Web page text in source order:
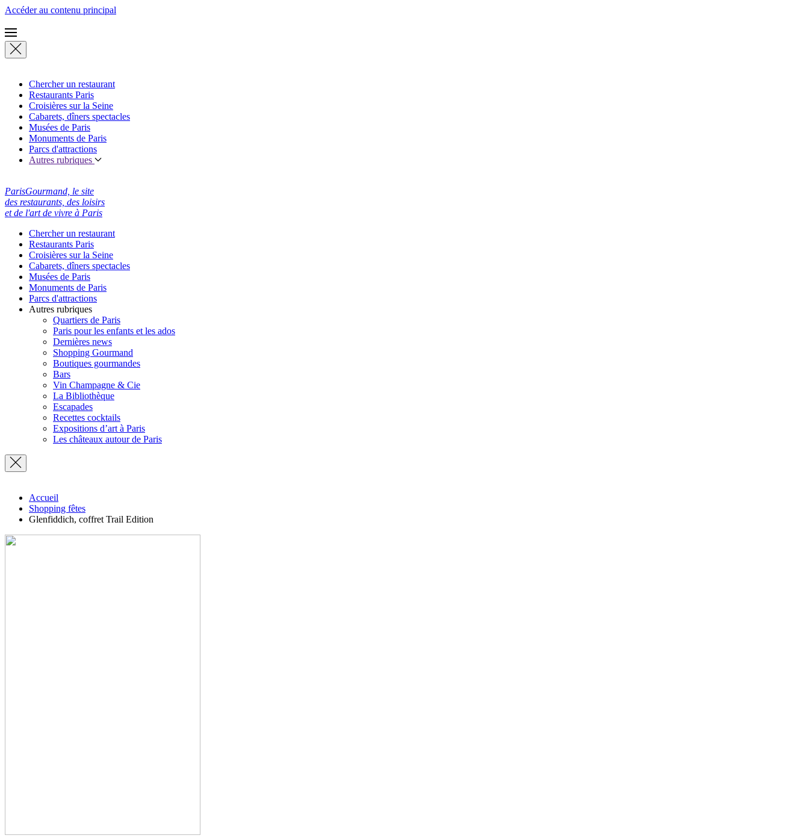
Accéder au contenu principal
Chercher un restaurant
Restaurants Paris
Croisières sur la Seine
Cabarets, dîners spectacles
Musées de Paris
Monuments de Paris
Parcs d'attractions
Autres rubriques
ParisGourmand, le site
des restaurants, des loisirs
et de l'art de vivre à Paris
Chercher un restaurant
Restaurants Paris
Croisières sur la Seine
Cabarets, dîners spectacles
Musées de Paris
Monuments de Paris
Parcs d'attractions
Autres rubriques
Quartiers de Paris
Paris pour les enfants et les ados
Dernières news
Shopping Gourmand
Boutiques gourmandes
Bars
Vin Champagne & Cie
La Bibliothèque
Escapades
Recettes cocktails
Expositions d’art à Paris
Les châteaux autour de Paris
Accueil
Shopping fêtes
Glenfiddich, coffret Trail Edition